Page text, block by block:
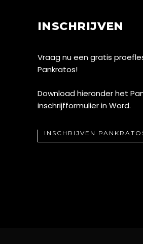
INSCHRIJVEN
Vraag nu een gratis
Pankratos!
Download hieronder het
inschrijfformulier in Word.
INSCHRIJVEN